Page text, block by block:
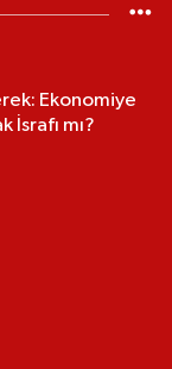
Ekonomiye
İsrafı mı?